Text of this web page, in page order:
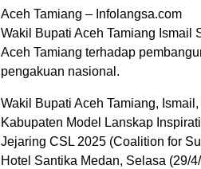
Aceh Tamiang – Infolangsa.com
Wakil Bupati Aceh Tamiang Ismail
Aceh Tamiang terhadap
pengakuan nasional.
Wakil Bupati Aceh Tamiang,
Kabupaten Model Lanskap
Jejaring CSL 2025 (Coalition for
Hotel Santika Medan, Selasa (29/